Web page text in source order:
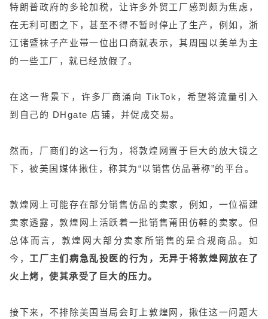
特朗普政府的多轮加税，让许多外贸工厂感到颇为焦虑，
在无利可图之下，甚至不得不暂时停止了生产，例如，浙
江诸暨袜子产业带一位出口商就表示，其周围以美单为主
的一些工厂，就已经放假了。
在这一背景下，许多厂商涌向 TikTok，希望将流量引入
到自己的 DHgate 店铺，并促成交易。
然而，厂商们的这一行为，将敦煌网置于巨大的放大镜之
下，被美国媒体揪住，称其为“以销售仿品著称”的平台。
敦煌网上可能存在部分销售仿品的卖家，例如，一位福建
卖家透露，敦煌网上活跃着一批销售莆田仿鞋的卖家。但
总体而言，敦煌网大部分卖家所销售的是合规商品。如
今， 工厂主们病急乱投医的行为，无异于将敦煌网放在了
火上烤，使其承受了巨大的压力。
接下来，不排除美国当局会盯上敦煌网，揪住这一问题大